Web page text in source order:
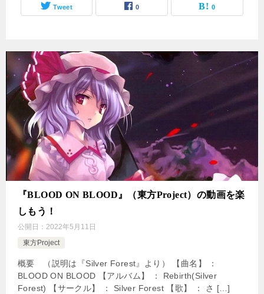
Tweet 0 0
『BLOOD ON BLOOD』（東方Project）の動画を楽
しもう！
公開日： 2022年5月11日
東方Project
概要 （説明は『Silver Forest』より） 【曲名】 ：
BLOOD ON BLOOD 【アルバム】 ： Rebirth(Silver
Forest) 【サークル】 ： Silver Forest 【歌】 ： さ […]